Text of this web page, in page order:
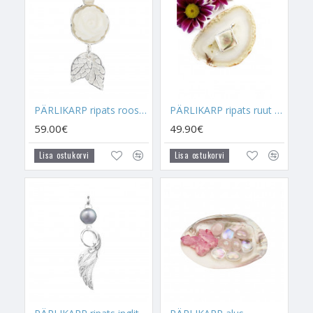
ega domineerimisel tekkida. Suurepärane suhtekristall,
kutsudes ellu armastajat, kes tõeliselt oskab sind hinnata.
ROOSIKUJULINEPärlikarp sümboliseerib romantikat,
armastust ja tunnete õitselelöömist. Roos sümboliseerib
romantikat ja armastust, see sümbol avab Pärlikarbis just
mis tähendab seda, et roosi sümbol aitab nendel energiatel
võimsamaks muutuda ja just sellel eesmärgil Pärlikarbil tööd
teha. Roosi sümbol suunab tahaplaanile Pärlikarbi teised
energiad ja aitab Pärlikarbil suuremal määral armastuse õnne
loomise nimel tööd teha. Väga kaunis kristalltalisman enda
kinkimiseks. Väga kasulik on seda talismani kanda, kui
soovitakse suhtes õnnelikum olla.
MAAGILINE MÕJU sõrmusena:
PÄRLIKARP ripats roos (hõbe 925)
59.00€
Lisa ostukorvi
PÄRLIKARP ripats ruut (hõbe 925)
49.90€
Lisa ostukorvi